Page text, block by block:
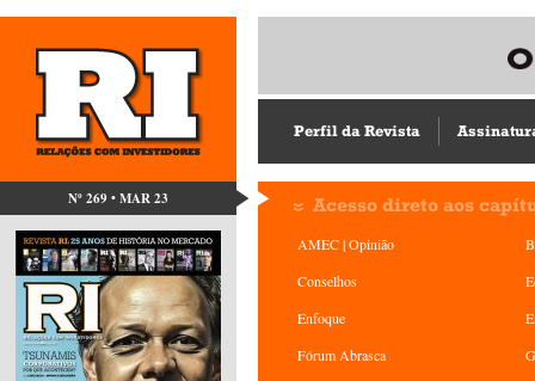
Nº 269 • MAR 23
Perfil da Revista
Acesso direto aos
AMEC | Opinião
Conselhos
Enfoque
Fórum Abrasca